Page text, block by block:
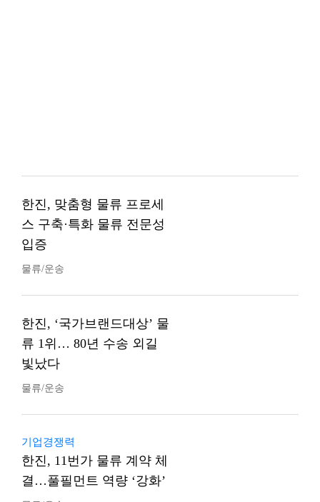
한진, 맞춤형 물류 프로세
스 구축·특화 물류 전문성
입증
물류/운송
한진, ‘국가브랜드대상’ 물
류 1위… 80년 수송 외길
빛났다
물류/운송
기업경쟁력
한진, 11번가 물류 계약 체
결…풀필먼트 역량 ‘강화’